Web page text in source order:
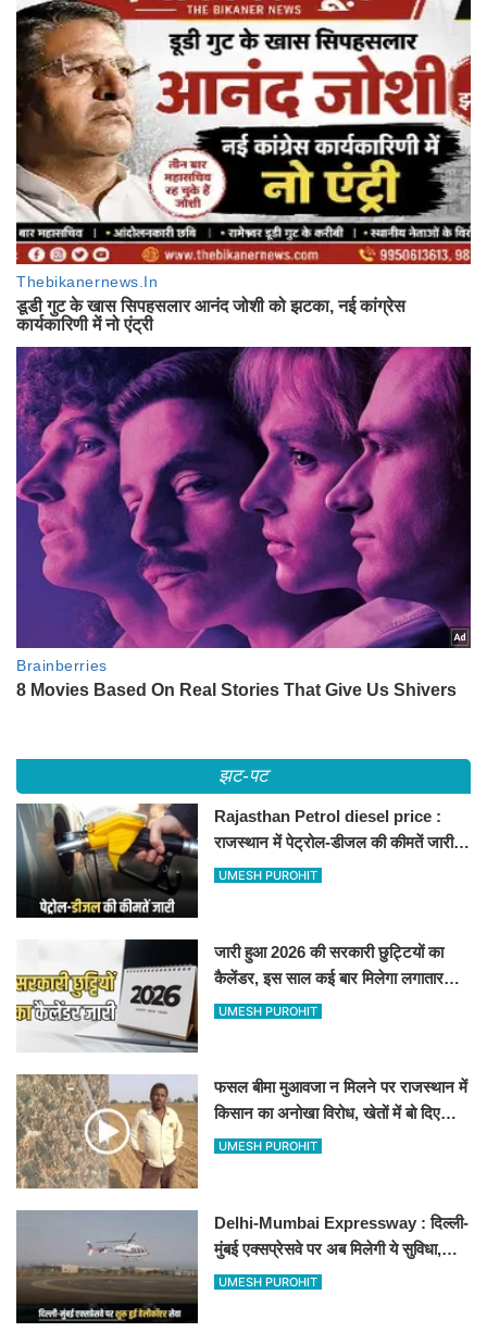
झट-पट
Rajasthan Petrol diesel price :
राजस्थान में पेट्रोल-डीजल की कीमतें जारी,
जानिए बीकानेर समेत पुरे प्रदेश में नए रेट
UMESH PUROHIT
जारी हुआ 2026 की सरकारी छुट्टियों का
कैलेंडर, इस साल कई बार मिलेगा लगातार
अवकाश, देखें
UMESH PUROHIT
फसल बीमा मुआवजा न मिलने पर राजस्थान में
किसान का अनोखा विरोध, खेतों में बो दिए
500-500 रुपए के नोट, वीडियो वायरल
UMESH PUROHIT
Delhi-Mumbai Expressway : दिल्ली-
मुंबई एक्सप्रेसवे पर अब मिलेगी ये सुविधा,
हेलीकॉप्टर सर्विस से तुरंत घायल पहुंचेगा
UMESH PUROHIT